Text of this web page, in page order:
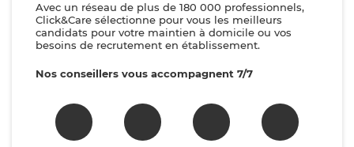
Avec un réseau de plus de 180 000 professionnels,
Click&Care sélectionne pour vous les meilleurs
candidats pour votre maintien à domicile ou vos
besoins de recrutement en établissement.
Nos conseillers vous accompagnent 7/7